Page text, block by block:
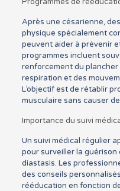
Après une césarienne,
physique spécialement
peuvent aider à prévenir
programmes incluent
renforcement du plancher
respiration et des
L’objectif est de rétablir
musculaire sans causer
Importance du suivi
Un suivi médical régulier
pour surveiller la
diastasis. Les
des conseils
rééducation en fonction